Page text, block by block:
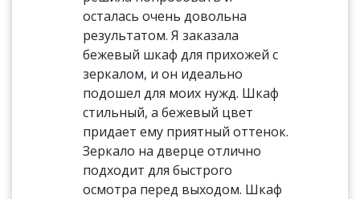
осталась очень довольна
результатом. Я заказала
бежевый шкаф для прихожей с
зеркалом, и он идеально
подошел для моих нужд. Шкаф
стильный, а бежевый цвет
придает ему приятный оттенок.
Зеркало на дверце отлично
подходит для быстрого
осмотра перед выходом. Шкаф